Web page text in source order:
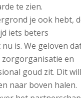
te zien.
je ook hebt,
iets beters
is. We geloven
en
goud zit. Dit
naar boven halen.